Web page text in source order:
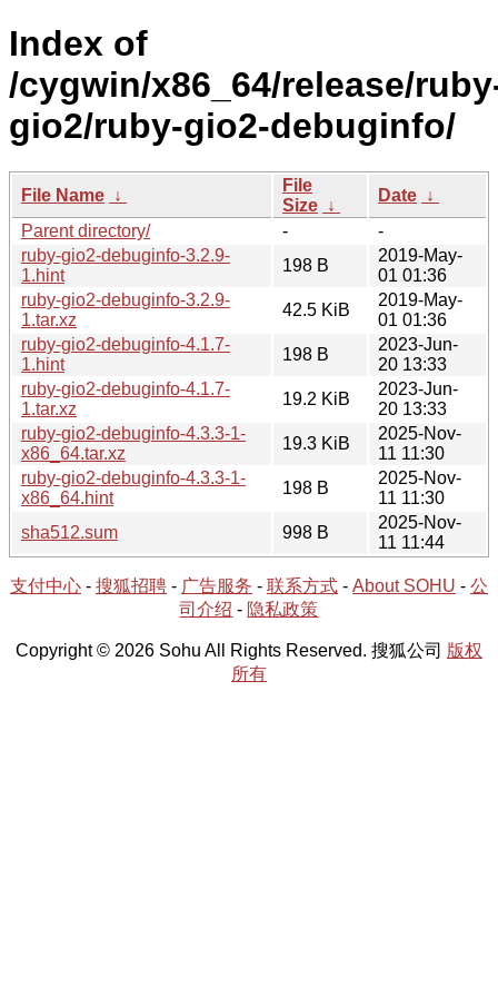
Index of
/cygwin/x86_64/release/
gio2/ruby-gio2-debuginfo/
File Name ↓
File
Size ↓
Date ↓
Parent directory/
-
-
ruby-gio2-debuginfo-3.2.9-
1.hint
198 B
2019-May-
01 01:36
ruby-gio2-debuginfo-3.2.9-
1.tar.xz
42.5 KiB
2019-May-
01 01:36
ruby-gio2-debuginfo-4.1.7-
1.hint
198 B
2023-Jun-
20 13:33
ruby-gio2-debuginfo-4.1.7-
1.tar.xz
19.2 KiB
2023-Jun-
20 13:33
ruby-gio2-debuginfo-4.3.3-1-
x86_64.tar.xz
19.3 KiB
2025-Nov-
11 11:30
ruby-gio2-debuginfo-4.3.3-1-
x86_64.hint
198 B
2025-Nov-
11 11:30
sha512.sum
998 B
2025-Nov-
11 11:44
支付中心 - 搜狐招聘 - 广告服务 - 联系方式 - About SOHU - 公
司介绍 - 隐私政策
Copyright © 2026 Sohu All Rights Reserved. 搜狐公司 版权
所有